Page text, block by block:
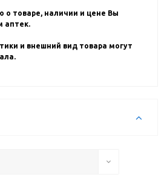
товаре, наличии и цене Вы
аптек.
и внешний вид товара могут